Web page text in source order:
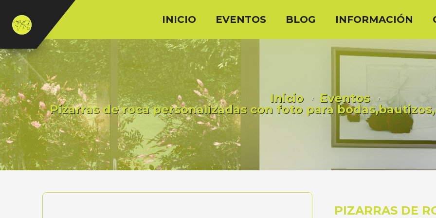
INICIO EVENTOS BLOG INFORMACIÓN
Inicio Eventos
Pizarras de roca personalizadas con foto para
PIZARRAS DE